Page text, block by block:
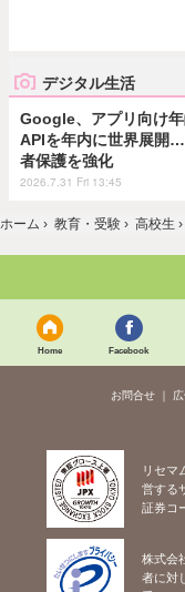
デジタル生活
Google、アプリ向け
APIを年内に世界展開
者保護を強化
2026.7.31 Fri 13:45
ホーム › 教育・受験 › 高校生 ›
Home Facebook
お問合せ
リセマ
営する
証券コ
株式会
者に対